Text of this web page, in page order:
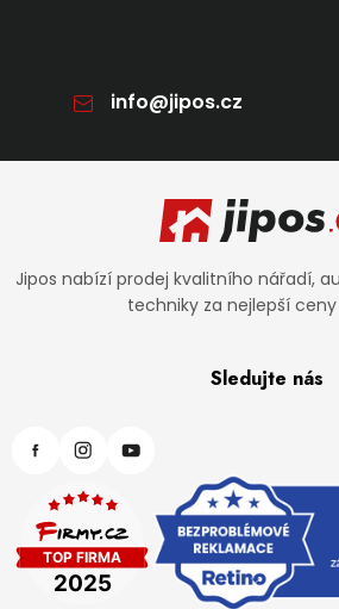
info@jipos.cz
Zápatí
Jipos nabízí prodej kvalitního nářadí,
techniky za nejlepší
Sledujte nás